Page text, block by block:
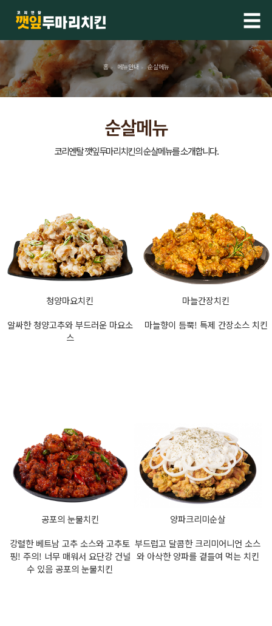
☰
홈 > 메뉴안내 > 순살메뉴
순살메뉴
청양마요치킨
알싸한 청양고추와 부드러운 마요소
스
마늘간장치킨
마늘향이 듬뿍! 특제 간장소스 치킨
공포의 눈물치킨
강렬한 베트남 고추 소스와 고추토
핑! 주의! 너무 매워서 요단강 건널
수 있음 공포의 눈물치킨
양파크리미순살
부드럽고 달콤한 크리미어니언 소스
와 아삭한 양파를 곁들여 먹는 치킨